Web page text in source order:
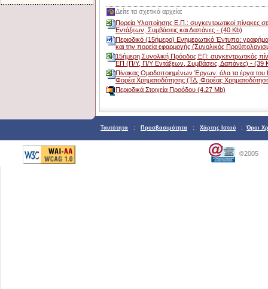
Δείτε τα σχετικά αρχεία:
Πορεία Υλοποίησης Ε.Π.: συγκεντρωτικοί πίνακες
Εντάξεων, Συμβάσεις και Δαπάνες - (40 Kb)
Περιοδικό (15ήμερο) Ενημερωτικό Έντυπο:
και την πορεία εφαρμογής (Συνολικός
15ήμερη Συνολική Πρόοδος ΕΠ: συγκεντρωτικός
ΕΠ (Π/Υ, Π/Υ Εντάξεων, Συμβάσεις, Δαπάνες) - (39
Πίνακας Ομαδοποιημένων Έργων: όλα τα έργα του
Φορέα Χρηματοδότησης (ΤΔ, Φορέας
Περιοδικά Στοιχεία Προόδου (4.27 Mb)
Ταυτότητα : Προσβασιμότητα : Χάρτης Ιστού : Όροι
©2005